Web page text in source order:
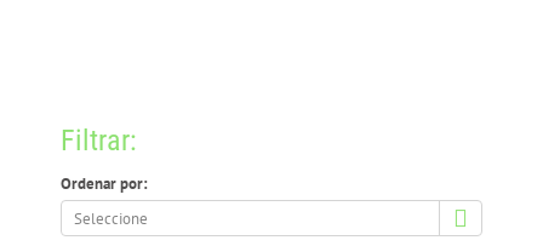
Filtrar:
Ordenar por:
Ordenar